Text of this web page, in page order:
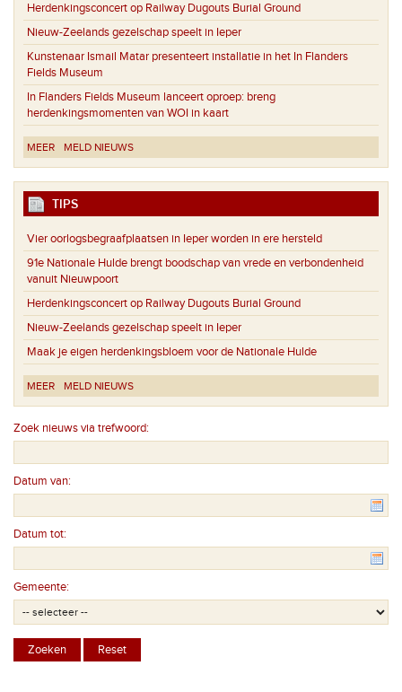
Herdenkingsconcert op Railway Dugouts Burial Ground
Nieuw-Zeelands gezelschap speelt in Ieper
Kunstenaar Ismail Matar presenteert installatie in het In Flanders
Fields Museum
In Flanders Fields Museum lanceert oproep: breng
herdenkingsmomenten van WOI in kaart
MEER MELD NIEUWS
TIPS
Vier oorlogsbegraafplaatsen in Ieper worden in ere hersteld
91e Nationale Hulde brengt boodschap van vrede en verbondenheid
vanuit Nieuwpoort
Herdenkingsconcert op Railway Dugouts Burial Ground
Nieuw-Zeelands gezelschap speelt in Ieper
Maak je eigen herdenkingsbloem voor de Nationale Hulde
MEER MELD NIEUWS
Zoek nieuws via trefwoord:
Datum van:
Datum tot:
Gemeente: